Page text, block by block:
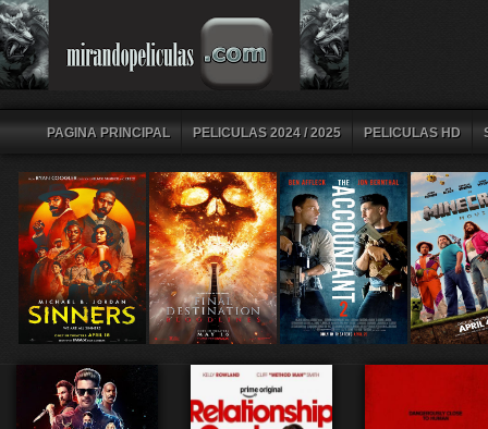
PAGINA PRINCIPAL PELICULAS 2024 / 2025 PELICULAS HD